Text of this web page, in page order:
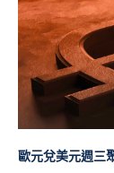
歐元兌美元週三